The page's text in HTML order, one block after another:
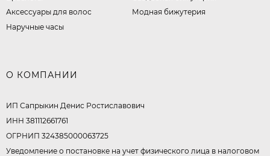
Аксессуары для волос
Наручные часы
Модная бижутерия
О КОМПАНИИ
ИП Сапрыкин Денис Ростиславович
ИНН 381112661761
ОГРНИП 324385000063725
Уведомление о постановке на учет физического лица в налоговом